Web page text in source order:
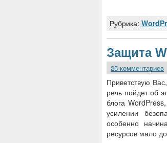
Рубрика:
Защита
25 комментариев
Приветствую
речь пойдет об
блога
усилении
особенно
ресурсов мало